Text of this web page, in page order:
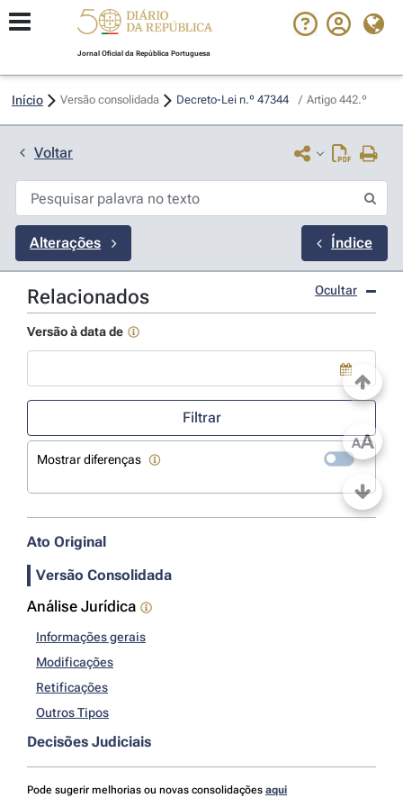
Jornal Oficial da República Portuguesa
Início Versão consolidada Decreto-Lei n.º 47344 / Artigo 442.º
Voltar
Alterações Índice
Relacionados Ocultar
Versão à data de
Use a tecla de seta para baixo para abrir o calendário; Use as
Filtrar
Mostrar diferenças
Ato Original
Versão Consolidada
Análise Jurídica
Informações gerais
Modificações
Retificações
Outros Tipos
Decisões Judiciais
Pode sugerir melhorias ou novas consolidações aqui
AA